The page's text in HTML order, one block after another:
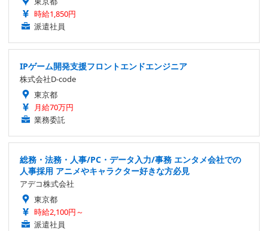
時給1,850円
派遣社員
IPゲーム開発支援フロントエンドエンジニア
株式会社D-code
東京都
月給70万円
業務委託
総務・法務・人事/PC・データ入力/事務 エンタメ会社での
人事採用 アニメやキャラクター好きな方必見
アデコ株式会社
東京都
時給2,100円～
派遣社員